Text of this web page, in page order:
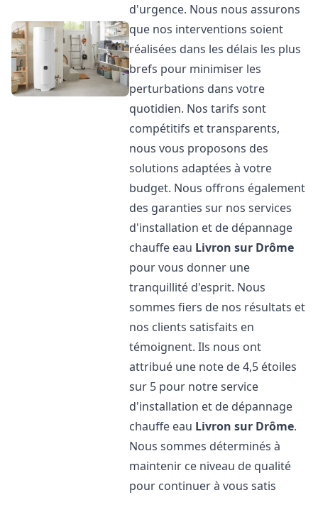
d'urgence. Nous nous assurons
que nos interventions soient
réalisées dans les délais les plus
brefs pour minimiser les
perturbations dans votre
quotidien. Nos tarifs sont
compétitifs et transparents,
nous vous proposons des
solutions adaptées à votre
budget. Nous offrons également
des garanties sur nos services
d'installation et de dépannage
chauffe eau Livron sur Drôme
pour vous donner une
tranquillité d'esprit. Nous
sommes fiers de nos résultats et
nos clients satisfaits en
témoignent. Ils nous ont
attribué une note de 4,5 étoiles
sur 5 pour notre service
d'installation et de dépannage
chauffe eau Livron sur Drôme.
Nous sommes déterminés à
maintenir ce niveau de qualité
pour continuer à vous satis